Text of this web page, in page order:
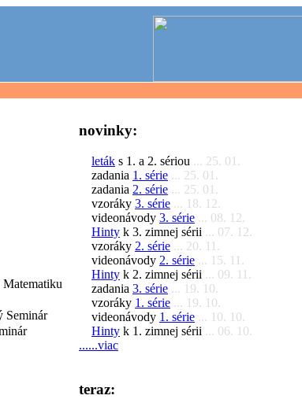
Seminár
novinky:
leták s 1. a 2. sériou ... 25. 01.
zadania 1. série ... 25. 01.
zadania 2. série ... 25. 01.
vzoráky 3. série ... 18. 12.
videonávody 3. série ... 08. 12.
Hinty k 3. zimnej sérii ... 07. 12.
vzoráky 2. série ... 20. 11.
videonávody 2. série ... 15. 11.
Hinty k 2. zimnej sérii ... 09. 11.
zadania 3. série ... 19. 10.
vzoráky 1. série ... 19. 10.
videonávody 1. série ... 10. 10.
Hinty k 1. zimnej sérii ... 06. 10.
......viac
teraz: